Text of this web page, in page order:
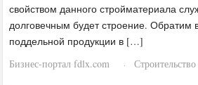
свойством данного стройматериала
долговечным будет строение. Обратим
поддельной продукции в […]
Бизнес-портал fdlx.com
·